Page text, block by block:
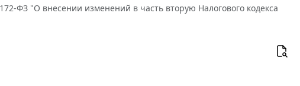
ФЗ "О внесении изменений в часть вторую Налогового кодекса